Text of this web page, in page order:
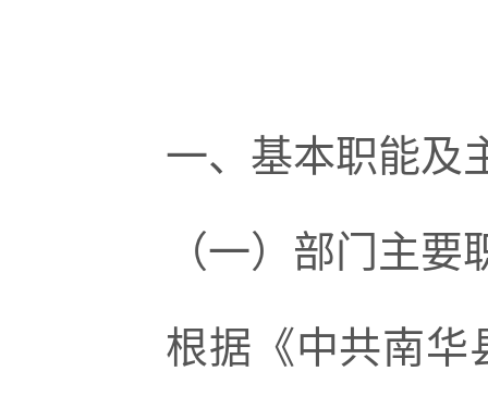
一、基本职能及
（一）部门主要
根据《中共南华